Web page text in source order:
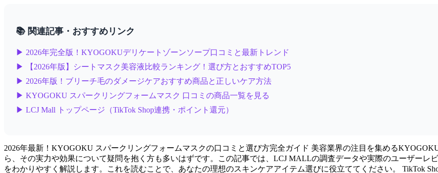
📚 関連記事・おすすめリンク
▶ 2026年完全版！KYOGOKUデリケートゾーンソープ口コミと最新トレンド
▶ 【2026年版】シートマスク美容液比較ランキング！選び方とおすすめTOP5
▶ 2026年版！ブリーチ毛のダメージケアおすすめ商品と正しいケア方法
▶ KYOGOKU スパークリングフォームマスク 口コミの商品一覧を見る
▶ LCJ Mall トップページ（TikTok Shop連携・ポイント還元）
2026年最新！KYOGOKU スパークリングフォームマスクの口コミと選び方完全ガイド 美容業界の注目を集める
ら、その実力や効果について疑問を抱く方も多いはずです。この記事では、LCJ MALLの調査データや実際のユーザーレ
をわかりやすく解説します。これを読むことで、あなたの理想のスキンケアアイテム選びに役立ててください。 TikTok